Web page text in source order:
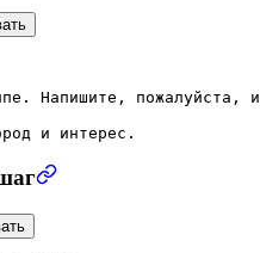
Напишите, пожалуйста,
и интерес.